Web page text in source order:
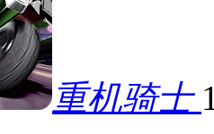
重机骑士